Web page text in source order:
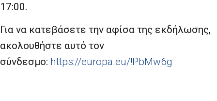
17:00.
Για να κατεβάσετε την αφίσα της εκδήλωσης,
ακολουθήστε αυτό τον
σύνδεσμο: https://europa.eu/!PbMw6g